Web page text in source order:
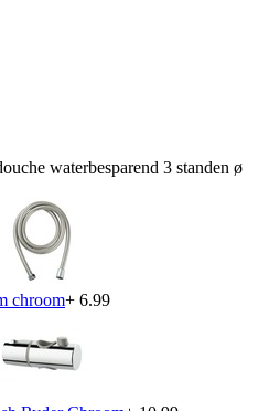
waterbesparend 3 standen ø
chroom+ 6.99